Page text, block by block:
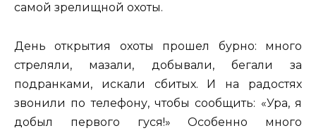
самой зрелищной охоты.
День открытия охоты прошел бурно: много
стреляли, мазали, добывали, бегали за
подранками, искали сбитых. И на радостях
звонили по телефону, чтобы сообщить: «Ура, я
добыл первого гуся!» Особенно много